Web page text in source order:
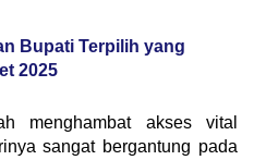
Bupati Terpilih yang
2025
menghambat akses vital
sangat bergantung pada